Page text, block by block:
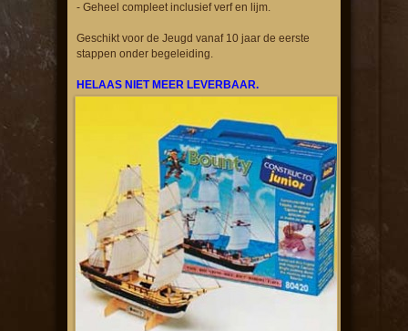
- Geheel compleet inclusief verf en lijm.
Geschikt voor de Jeugd vanaf 10 jaar de eerste
stappen onder begeleiding.
HELAAS NIET MEER LEVERBAAR.